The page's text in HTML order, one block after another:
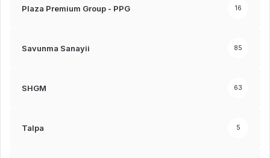
Plaza Premium Group - PPG 16
Savunma Sanayii 85
SHGM 63
Talpa 5